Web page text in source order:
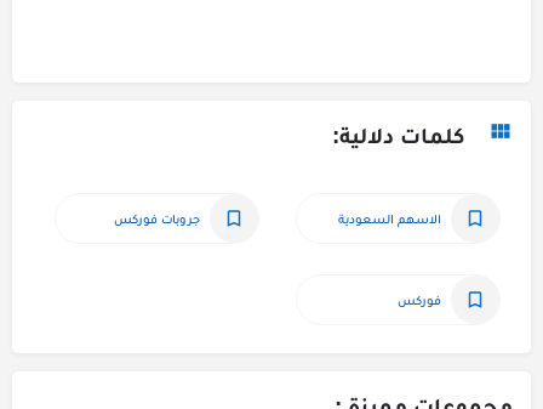
كلمات دلالية:
الاسهم السعودية جروبات فوركس
فوركس